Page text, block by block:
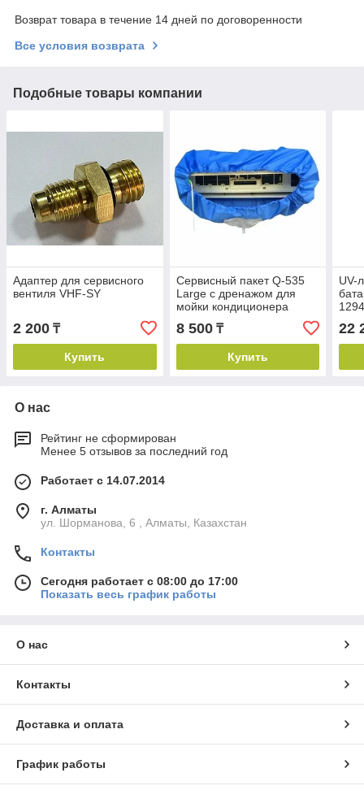
Возврат товара в течение 14 дней по договоренности
Все условия возврата
Подобные товары компании
Адаптер для сервисного
вентиля VHF-SY
2 200 ₸
Купить
Сервисный пакет Q-535
Large с дренажом для
мойки кондиционера
8 500₸
Купить
UV-
22
О нас
Рейтинг не сформирован
Менее 5 отзывов за последний год
Работает с 14.07.2014
г. Алматы
ул. Шорманова, 6 , Алматы, Казахстан
Контакты
Сегодня работает с 08:00 до 17:00
Показать весь график работы
О нас
Контакты
Доставка и оплата
График работы